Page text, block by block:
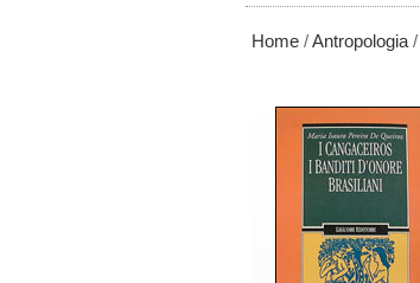
Home /Antropologia /